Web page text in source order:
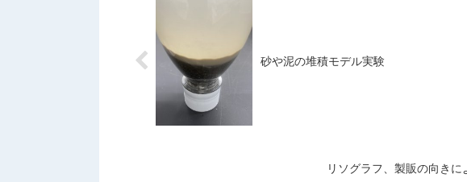
砂や泥の堆積モデル実験
リソグラフ、製販の向き